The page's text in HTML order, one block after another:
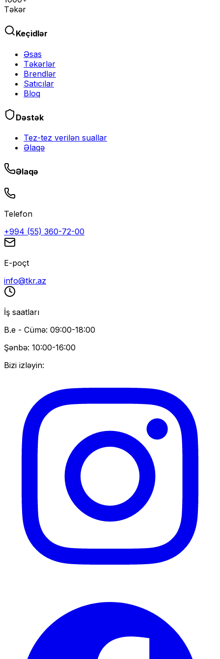
Təkər
Keçidlər
Əsas
Təkərlər
Brendlər
Satıcılar
Bloq
Dəstək
Tez-tez verilən suallar
Əlaqə
Əlaqə
Telefon
+994 (55) 360-72-00
E-poçt
info@tkr.az
İş saatları
B.e - Cümə: 09:00-18:00
Şənbə: 10:00-16:00
Bizi izləyin: